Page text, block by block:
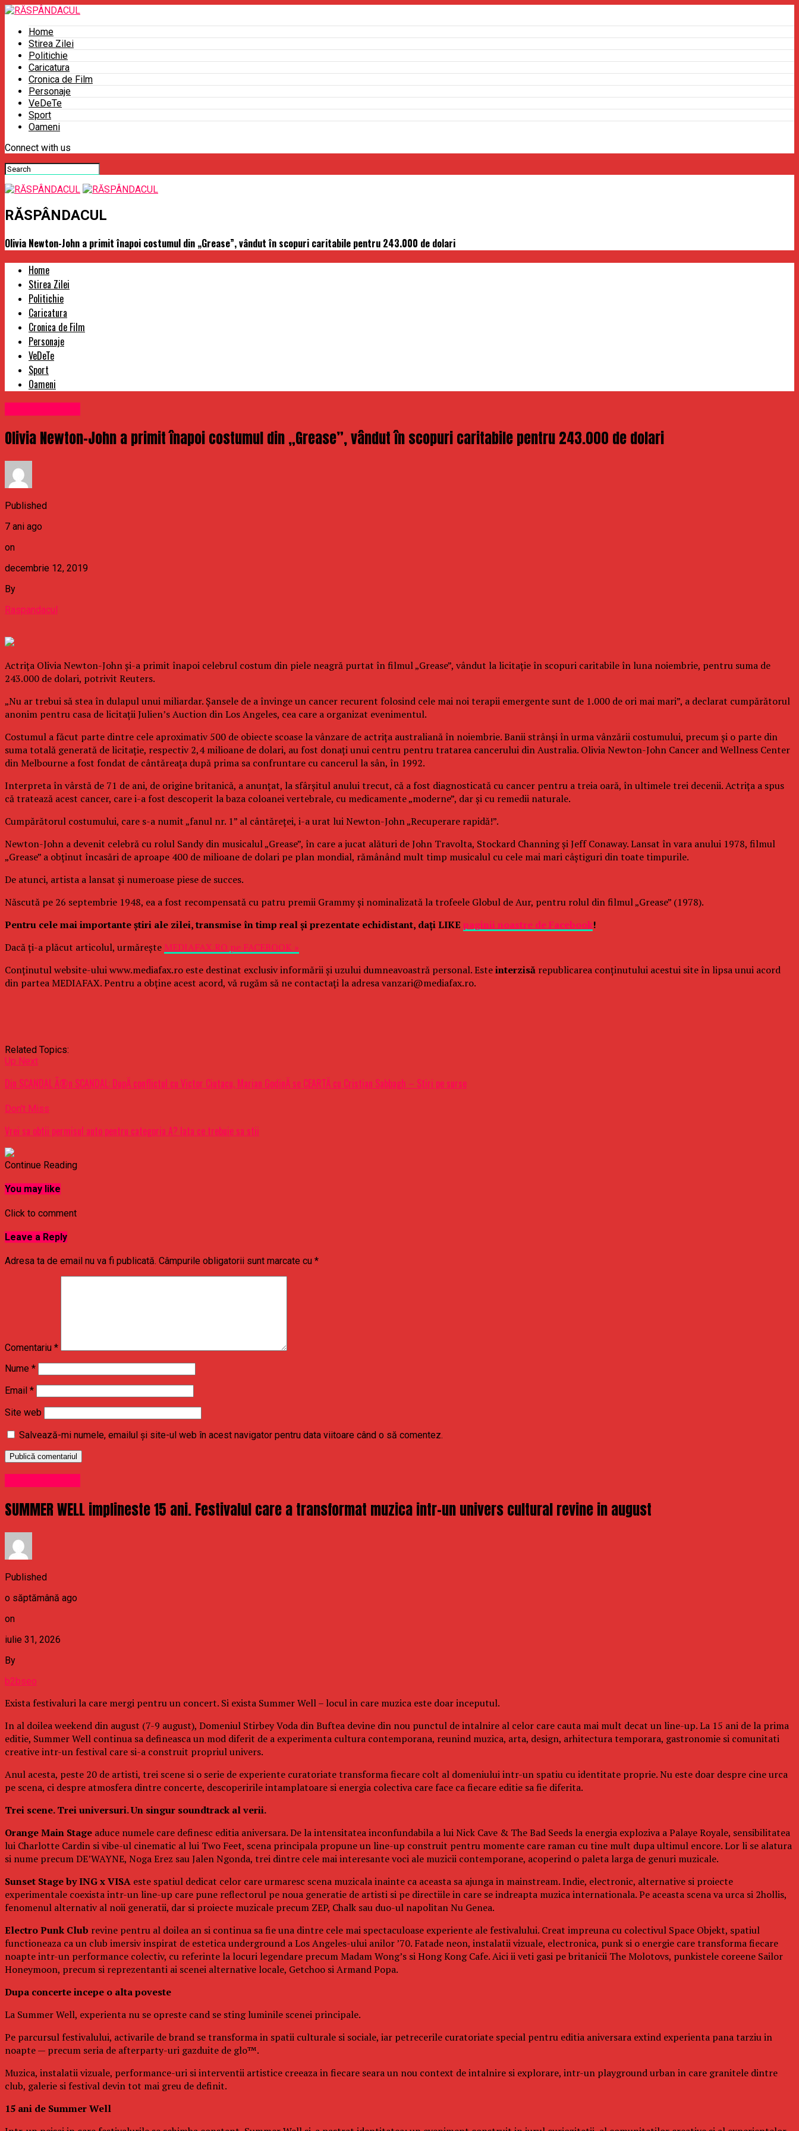
Home
Stirea Zilei
Politichie
Caricatura
Cronica de Film
Personaje
VeDeTe
Sport
Oameni
Connect with us
RĂSPÂNDACUL
Olivia Newton-John a primit înapoi costumul din „Grease”, vândut în scopuri caritabile pentru 243.000 de dolari
Home
Stirea Zilei
Politichie
Caricatura
Cronica de Film
Personaje
VeDeTe
Sport
Oameni
Olivia Newton-John a primit înapoi costumul din „Grease”, vândut în scopuri caritabile pentru 243.000 de dolari
Published
7 ani ago
on
decembrie 12, 2019
By
Raspandacul
Actriţa Olivia Newton-John şi-a primit înapoi celebrul costum din piele neagră purtat în filmul „Grease”, vândut la licitaţie în scopuri caritabile în luna noiembrie, pentru suma de
243.000 de dolari, potrivit Reuters.
„Nu ar trebui să stea în dulapul unui miliardar. Şansele de a învinge un cancer recurent folosind cele mai noi terapii emergente sunt de 1.000 de ori mai mari”, a declarat cumpărătorul
anonim pentru casa de licitaţii Julien’s Auction din Los Angeles, cea care a organizat evenimentul.
Costumul a făcut parte dintre cele aproximativ 500 de obiecte scoase la vânzare de actriţa australiană în noiembrie. Banii strânşi în urma vânzării costumului, precum şi o parte din
suma totală generată de licitaţie, respectiv 2,4 milioane de dolari, au fost donaţi unui centru pentru tratarea cancerului din Australia. Olivia Newton-John Cancer and Wellness Center
din Melbourne a fost fondat de cântăreaţa după prima sa confruntare cu cancerul la sân, în 1992.
Interpreta în vârstă de 71 de ani, de origine britanică, a anunţat, la sfârşitul anului trecut, că a fost diagnosticată cu cancer pentru a treia oară, în ultimele trei decenii. Actriţa a spus
că tratează acest cancer, care i-a fost descoperit la baza coloanei vertebrale, cu medicamente „moderne”, dar şi cu remedii naturale.
Cumpărătorul costumului, care s-a numit „fanul nr. 1” al cântăreţei, i-a urat lui Newton-John „Recuperare rapidă!”.
Newton-John a devenit celebră cu rolul Sandy din musicalul „Grease”, în care a jucat alături de John Travolta, Stockard Channing şi Jeff Conaway. Lansat în vara anului 1978, filmul
„Grease” a obţinut încasări de aproape 400 de milioane de dolari pe plan mondial, rămânând mult timp musicalul cu cele mai mari câştiguri din toate timpurile.
De atunci, artista a lansat şi numeroase piese de succes.
Născută pe 26 septembrie 1948, ea a fost recompensată cu patru premii Grammy şi nominalizată la trofeele Globul de Aur, pentru rolul din filmul „Grease” (1978).
Pentru cele mai importante ştiri ale zilei, transmise în timp real şi prezentate echidistant, daţi LIKE paginii noastre de Facebook!
Dacă ţi-a plăcut articolul, urmăreşte MEDIAFAX.RO pe FACEBOOK »
Conținutul website-ului www.mediafax.ro este destinat exclusiv informării și uzului dumneavoastră personal. Esteinterzisă republicarea conținutului acestui site în lipsa unui acord
din partea MEDIAFAX. Pentru a obține acest acord, vă rugăm să ne contactați la adresa vanzari@mediafax.ro.
Related Topics:
Up Next
Din SCANDAL Ã®n SCANDAL: DupÄ conflictul cu Victor Ciutacu, Marian GodinÄ se CEARTÄ cu Cristian Sabbagh – Stiri pe surse
Don't Miss
Vrei sa obtii permisul auto pentru categoria A? Iata ce trebuie sa stii
Continue Reading
You may like
Click to comment
Leave a Reply
Adresa ta de email nu va fi publicată. Câmpurile obligatorii sunt marcate cu *
Comentariu *
Nume *
Email *
Site web
Salvează-mi numele, emailul și site-ul web în acest navigator pentru data viitoare când o să comentez.
SUMMER WELL implineste 15 ani. Festivalul care a transformat muzica intr-un univers cultural revine in august
Published
o săptămână ago
on
iulie 31, 2026
By
b2bseo
Exista festivaluri la care mergi pentru un concert. Si exista Summer Well – locul in care muzica este doar inceputul.
In al doilea weekend din august (7-9 august), Domeniul Stirbey Voda din Buftea devine din nou punctul de intalnire al celor care cauta mai mult decat un line-up. La 15 ani de la prima
editie, Summer Well continua sa defineasca un mod diferit de a experimenta cultura contemporana, reunind muzica, arta, design, arhitectura temporara, gastronomie si comunitati
creative intr-un festival care si-a construit propriul univers.
Anul acesta, peste 20 de artisti, trei scene si o serie de experiente curatoriate transforma fiecare colt al domeniului intr-un spatiu cu identitate proprie. Nu este doar despre cine urca
pe scena, ci despre atmosfera dintre concerte, descoperirile intamplatoare si energia colectiva care face ca fiecare editie sa fie diferita.
Trei scene. Trei universuri. Un singur soundtrack al verii.
Orange Main Stage aduce numele care definesc editia aniversara. De la intensitatea inconfundabila a lui Nick Cave & The Bad Seeds la energia exploziva a Palaye Royale, sensibilitatea
lui Charlotte Cardin si vibe-ul cinematic al lui Two Feet, scena principala propune un line-up construit pentru momente care raman cu tine mult dupa ultimul encore. Lor li se alatura
si nume precum DE’WAYNE, Noga Erez sau Jalen Ngonda, trei dintre cele mai interesante voci ale muzicii contemporane, acoperind o paleta larga de genuri muzicale.
Sunset Stage by ING x VISA este spatiul dedicat celor care urmaresc scena muzicala inainte ca aceasta sa ajunga in mainstream. Indie, electronic, alternative si proiecte
experimentale coexista intr-un line-up care pune reflectorul pe noua generatie de artisti si pe directiile in care se indreapta muzica internationala. Pe aceasta scena va urca si 2hollis,
fenomenul alternativ al noii generatii, dar si proiecte muzicale precum ZEP, Chalk sau duo-ul napolitan Nu Genea.
Electro Punk Club revine pentru al doilea an si continua sa fie una dintre cele mai spectaculoase experiente ale festivalului. Creat impreuna cu colectivul Space Objekt, spatiul
functioneaza ca un club imersiv inspirat de estetica underground a Los Angeles-ului anilor ’70. Fatade neon, instalatii vizuale, electronica, punk si o energie care transforma fiecare
noapte intr-un performance colectiv, cu referinte la locuri legendare precum Madam Wong’s si Hong Kong Cafe. Aici ii veti gasi pe britanicii The Molotovs, punkistele coreene Sailor
Honeymoon, precum si reprezentanti ai scenei alternative locale, Getchoo si Armand Popa.
Dupa concerte incepe o alta poveste
La Summer Well, experienta nu se opreste cand se sting luminile scenei principale.
Pe parcursul festivalului, activarile de brand se transforma in spatii culturale si sociale, iar petrecerile curatoriate special pentru editia aniversara extind experienta pana tarziu in
noapte — precum seria de afterparty-uri gazduite de glo™.
Muzica, instalatii vizuale, performance-uri si interventii artistice creeaza in fiecare seara un nou context de intalnire si explorare, intr-un playground urban in care granitele dintre
club, galerie si festival devin tot mai greu de definit.
15 ani de Summer Well